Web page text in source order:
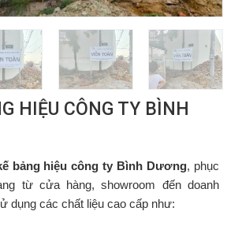
HIỆU CÔNG TY BÌNH
bảng hiệu công ty Bình Dương, phục
từ cửa hàng, showroom đến doanh
dụng các chất liệu cao cấp như: